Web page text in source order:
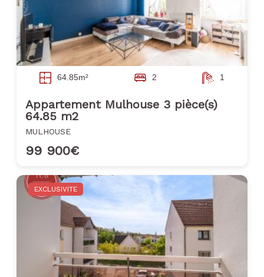
64.85m² 2 1
Appartement Mulhouse 3 pièce(s)
64.85 m2
MULHOUSE
99 900€
EXCLUSIVITE